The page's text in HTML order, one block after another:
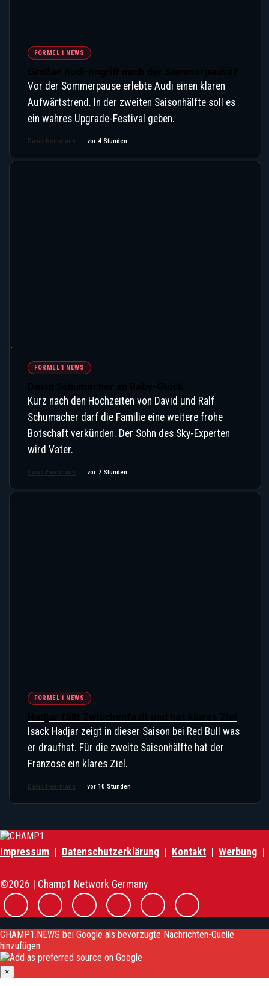
FORMEL 1 NEWS
Vor der Sommerpause erlebte Audi einen klaren
Aufwärtstrend. In der zweiten Saisonhälfte soll es
ein wahres Upgrade-Festival geben.
David Heermann vor 4 Stunden
FORMEL 1 NEWS
Kurz nach den Hochzeiten von David und Ralf
Schumacher darf die Familie eine weitere frohe
Botschaft verkünden. Der Sohn des Sky-Experten
wird Vater.
David Heermann vor 7 Stunden
FORMEL 1 NEWS
Isack Hadjar zeigt in dieser Saison bei Red Bull was
er draufhat. Für die zweite Saisonhälfte hat der
Franzose ein klares Ziel.
David Heermann vor 10 Stunden
Impressum Datenschutzerklärung Kontakt Werbung
©2026 | Champ1 Network Germany
CHAMP1.NEWS bei Google als bevorzugte Nachrichten-Quelle
hinzufügen
×